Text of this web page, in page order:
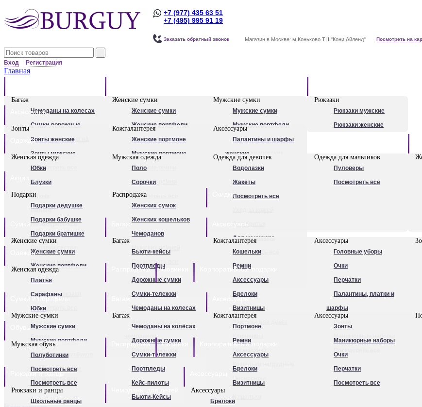
+7 (977) 435 63 51
+7 (495) 995 91 19
Заказать обратный звонок Магазин в Москве: м.Коньково ТЦ "Кони Айленд" Посмотреть на
Вход Регистрация
Главная
Багаж
Чемоданы на колесах
Сумки дорожные
Сумки дорожные на
колесах.
Сумки - тележки
хозяйственные
Бьюти - кейсы
Кейс-пилоты
Портпледы
Чехлы для чемоданов
Чемоданы для детей
Термосумки
Посмотреть все
Женские сумки
Женские сумки
Женские портфели
Клатчи
Женские рюкзаки
Посмотреть все
Мужские сумки
Мужские сумки
Мужские портфели
Сумки для ноутбуков
Рюкзаки мужские
Посмотреть все
Рюкзаки
Рюкзаки мужские
Рюкзаки женские
Аксессуары
Зонты
Зонты женские
Зонты мужские
Посмотреть все
Кожгалантерея
Женские портмоне
Мужские портмоне
Женские ремни
Мужские ремни
Обложки для
автодокументов
Обложки для паспорта
Визитницы
Перчатки женские
Перчатки мужские
Посмотреть все
Аксессуары
Палантины и шарфы
женские
Очки
Ножи
Ручки
Для маникюра
Посмотреть все
Одежда
Женская одежда
Юбки
Блузки
Брюки
Пальто
Посмотреть все
Мужская одежда
Поло
Сорочки
Посмотреть все
Одежда для девочек
Водолазки
Жакеты
Посмотреть все
Одежда для мальчиков
Пуловеры
Посмотреть все
Подарки
Подарки дедушке
Подарки бабушке
Подарки братишке
Подарки сестре
Подарки маме
Распродажа
Женских сумок
Женских кошельков
Чемоданов
Мужских ремней
Посмотреть все
Скидки
Женские сумки
Женские сумки
Женские портфели
Клатчи
Женские рюкзаки
Посмотреть все
Багаж
Бьюти-кейсы
Портпледы
Дорожные сумки
Сумки-тележки
Чемоданы на колесах
чемоданов
Посмотреть все
Кожгалантерея
Кошельки
Ремни
Аксессуары
Брелоки
Визитницы
Аксессуары
Головные уборы
Очки
Перчатки
Палантины, платки и
шарфы
Одежда
Женская одежда
Платья
Сарафаны
Юбки
Блузки
Брюки
Посмотреть все
Распродажа Новинки Корпоративные подарки
Сумки и портфели
Мужские сумки
Мужские сумки
Мужские портфели
Сумки для ноутбуков
Рюкзаки мужские
Посмотреть все
Багаж
Чемоданы на колёсах
Дорожные сумки
Сумки-тележки
Портпледы
Кейс-пилоты
Бьюти-Кейсы
Аксессуары
Кожгалантерея
Портмоне
Ремни
Аксессуары
Брелоки
Визитницы
Аксессуары
Зонты
Маникюрные наборы
Очки
Перчатки
Посмотреть все
Мужская обувь
Полуботинки
Посмотреть все
Распродажа Новинки Корпоративные подарки
Рюкзаки и ранцы
Рюкзаки и ранцы
Школьные ранцы
Аксессуары
Брелоки